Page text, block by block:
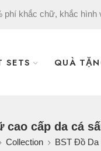
phí khắc chữ, khắc hình
SETS QUÀ
cao cấp da cá
Collection BST Đồ Da